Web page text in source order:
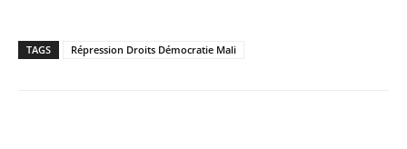
TAGS Répression Droits Démocratie Mali